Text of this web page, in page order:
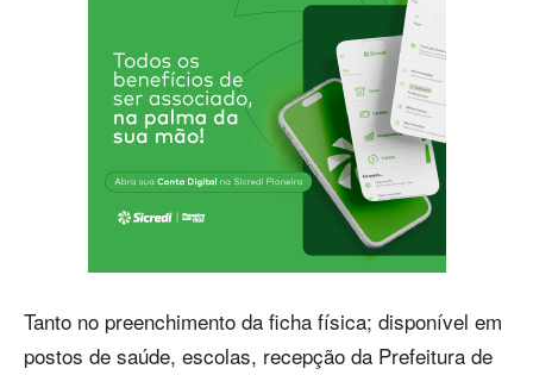
Tanto no preenchimento da ficha física; disponível em
postos de saúde, escolas, recepção da Prefeitura de